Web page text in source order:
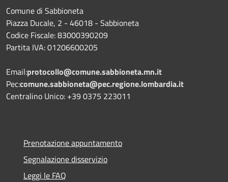
Comune di Sabbioneta
Piazza Ducale, 2 - 46018 - Sabbioneta
Codice Fiscale: 83000390209
Partita IVA: 01206600205
Email:protocollo@comune.sabbioneta.mn.it
Pec:comune.sabbioneta@pec.regione.lombardia.it
Centralino Unico: +39 0375 223011
Prenotazione appuntamento
Segnalazione disservizio
Leggi le FAQ